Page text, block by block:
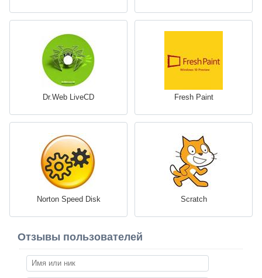
Dr.Web LiveCD Fresh Paint
Norton Speed Disk Scratch
Отзывы пользователей